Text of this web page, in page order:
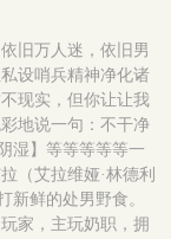
旧万人迷，依旧男
设哨兵精神净化诸
现实，但你让让我
地说一句：不干净
湿】等等等等等一
（艾拉维娅·林德利
新鲜的处男野食。
家，主玩奶职，拥